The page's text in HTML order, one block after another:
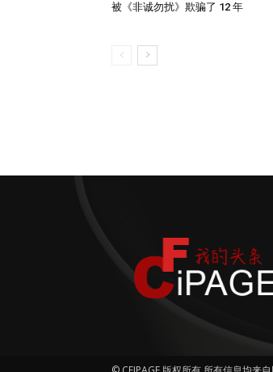
被《非诚勿扰》欺骗了 12 年